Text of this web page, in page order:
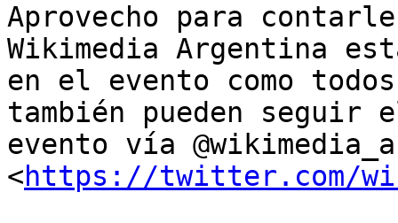
Aprovecho para
Wikimedia Argentina
en el evento como
también pueden seguir
evento vía
<https://twitter.com/